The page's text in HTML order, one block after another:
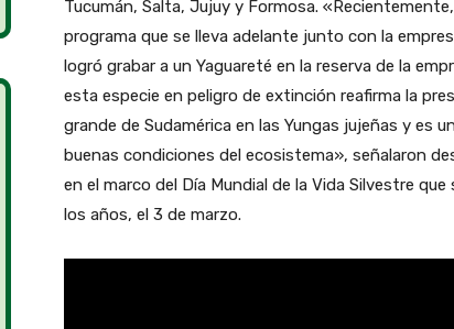
Tucumán, Salta, Jujuy y Formosa.
programa que se lleva adelante junto con la
logró grabar a un Yaguareté en la reserva de la
esta especie en peligro de extinción reafirma la
grande de Sudamérica en las Yungas jujeñas y es
buenas condiciones del ecosistema», señalaron
en el marco del Día Mundial de la Vida Silvestre
los años, el 3 de marzo.